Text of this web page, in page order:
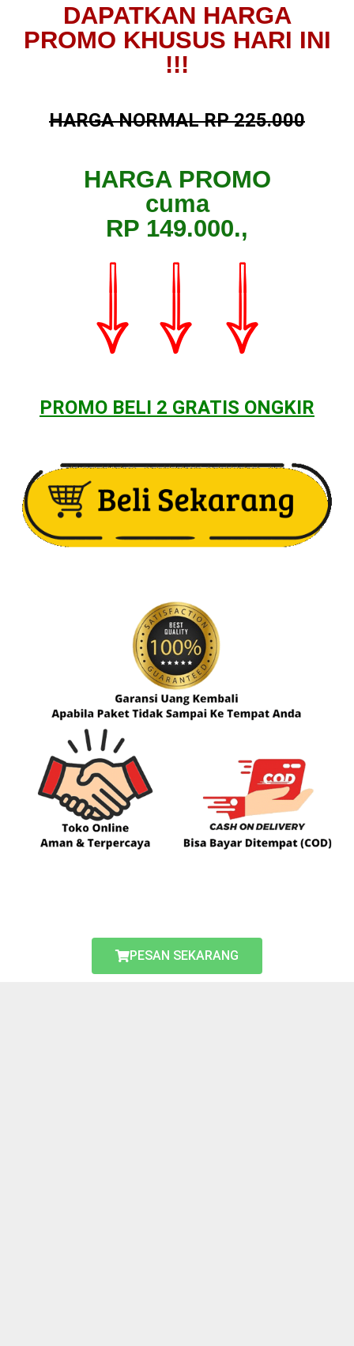
DAPATKAN HARGA
PROMO KHUSUS HARI INI
!!!
HARGA NORMAL RP 225.000
HARGA PROMO
cuma
RP 149.000.,
PROMO BELI 2 GRATIS ONGKIR
PESAN SEKARANG